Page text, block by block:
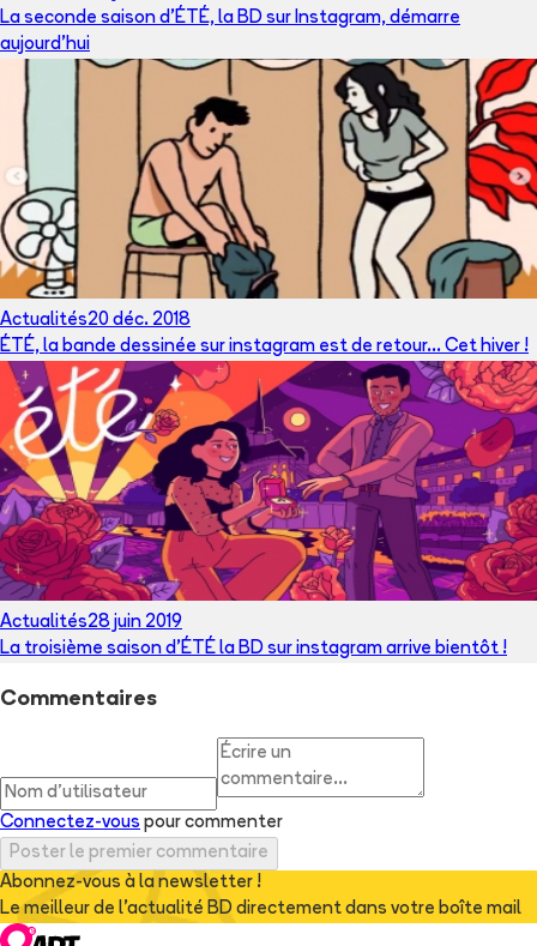
La seconde saison d'ÉTÉ, la BD sur Instagram, démarre
aujourd'hui
Actualités20 déc. 2018
ÉTÉ, la bande dessinée sur instagram est de retour... Cet hiver !
Actualités28 juin 2019
La troisième saison d'ÉTÉ la BD sur instagram arrive bientôt !
Commentaires
Connectez-vous pour commenter
Poster le premier commentaire
Abonnez-vous à la newsletter !
Le meilleur de l'actualité BD directement dans votre boîte mail